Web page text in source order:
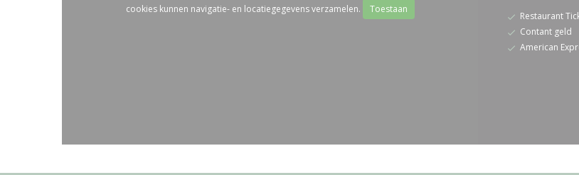
cookies kunnen navigatie- en locatiegegevens verzamelen.
Toestaan
Restaurant
Contant geld
American